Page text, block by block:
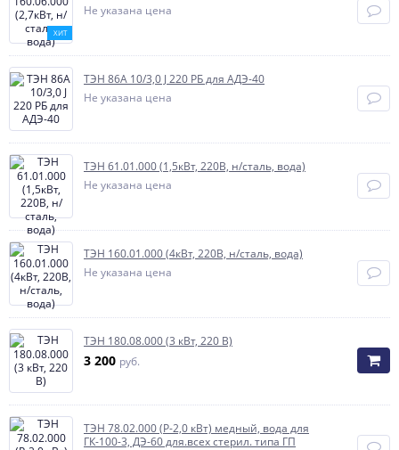
ХИТ
Не указана цена
ТЭН 86А 10/3,0 J 220 РБ для АДЭ-40
Не указана цена
ТЭН 61.01.000 (1,5кВт, 220В, н/сталь, вода)
Не указана цена
ТЭН 160.01.000 (4кВт, 220В, н/сталь, вода)
Не указана цена
ТЭН 180.08.000 (3 кВт, 220 В)
3 200 руб.
ТЭН 78.02.000 (Р-2,0 кВт) медный, вода для
ГК-100-3, ДЭ-60 для.всех стерил. типа ГП